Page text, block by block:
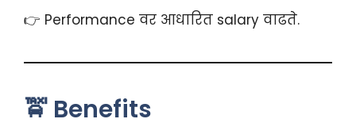
👉 Performance वर आधारित salary वाढते.
🚖 Benefits